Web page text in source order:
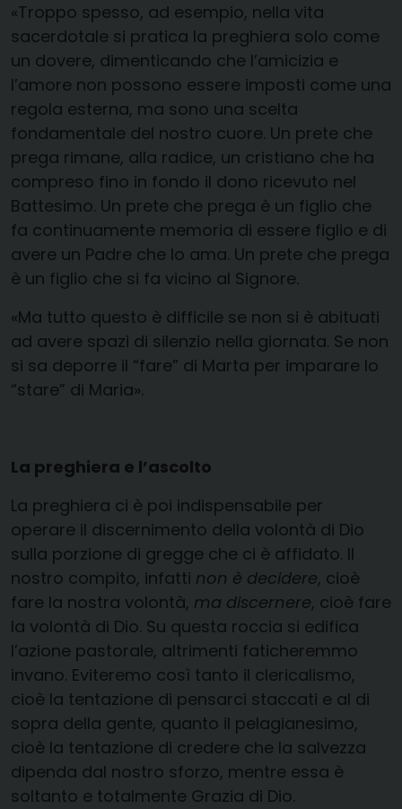
«Troppo spesso, ad esempio, nella vita
sacerdotale si pratica la preghiera solo come
un dovere, dimenticando che l’amicizia e
l’amore non possono essere imposti come una
regola esterna, ma sono una scelta
fondamentale del nostro cuore. Un prete che
prega rimane, alla radice, un cristiano che ha
compreso fino in fondo il dono ricevuto nel
Battesimo. Un prete che prega è un figlio che
fa continuamente memoria di essere figlio e di
avere un Padre che lo ama. Un prete che prega
è un figlio che si fa vicino al Signore.
«Ma tutto questo è difficile se non si è abituati
ad avere spazi di silenzio nella giornata. Se non
si sa deporre il “fare” di Marta per imparare lo
“stare” di Maria».
La preghiera e l’ascolto
La preghiera ci è poi indispensabile per
operare il discernimento della volontà di Dio
sulla porzione di gregge che ci è affidato. Il
nostro compito, infatti non è decidere, cioè
fare la nostra volontà, ma discernere, cioè fare
la volontà di Dio. Su questa roccia si edifica
l’azione pastorale, altrimenti faticheremmo
invano. Eviteremo così tanto il clericalismo,
cioè la tentazione di pensarci staccati e al di
sopra della gente, quanto il pelagianesimo,
cioè la tentazione di credere che la salvezza
dipenda dal nostro sforzo, mentre essa è
soltanto e totalmente Grazia di Dio.